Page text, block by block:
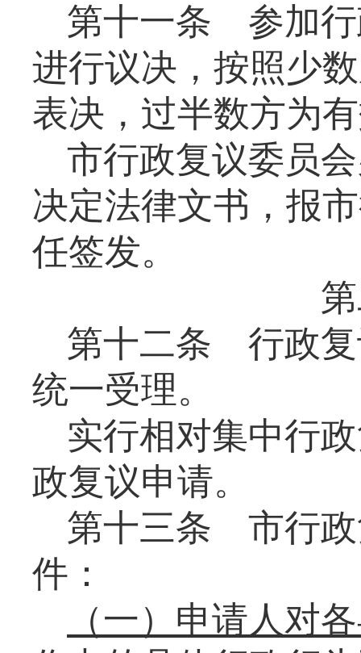
第十一条 参加行
进行议决，按照少
表决，过半数方为
市行政复议委员
决定法律文书，报
任签发。
第十二条 行政复
统一受理。
实行相对集中行
政复议申请。
第十三条 市行政
件：
（一）申请人对